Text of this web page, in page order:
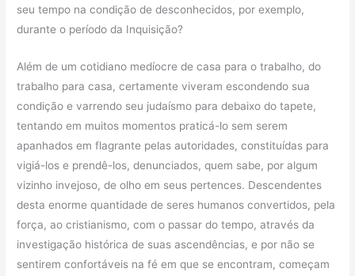
seu tempo na condição de desconhecidos, por exemplo,
durante o período da Inquisição?
Além de um cotidiano medíocre de casa para o trabalho, do
trabalho para casa, certamente viveram escondendo sua
condição e varrendo seu judaísmo para debaixo do tapete,
tentando em muitos momentos praticá-lo sem serem
apanhados em flagrante pelas autoridades, constituídas para
vigiá-los e prendê-los, denunciados, quem sabe, por algum
vizinho invejoso, de olho em seus pertences. Descendentes
desta enorme quantidade de seres humanos convertidos, pela
força, ao cristianismo, com o passar do tempo, através da
investigação histórica de suas ascendências, e por não se
sentirem confortáveis na fé em que se encontram, começam